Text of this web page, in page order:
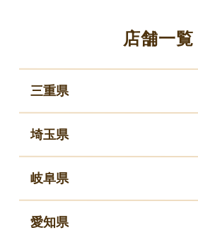
店舗一覧
三重県
埼玉県
岐阜県
愛知県